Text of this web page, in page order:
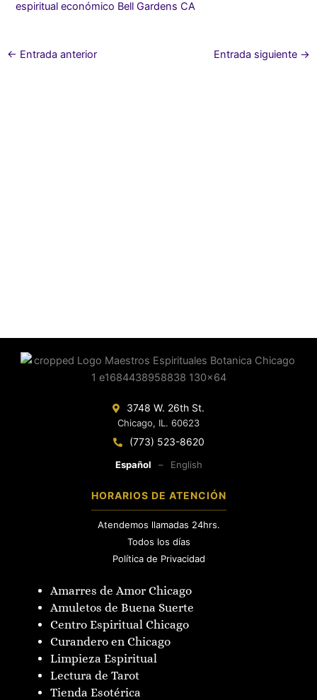
espiritual económico Bell Gardens CA
← Entrada anterior Entrada siguiente →
3748 W. 26th St.
Chicago, IL. 60623
(773) 523-8620
Español – English
HORARIOS DE ATENCIÓN
Atendemos llamadas 24hrs.
Todos los días
Política de Privacidad
Amarres de Amor Chicago
Amuletos de Buena Suerte
Centro Espiritual Chicago
Curandero en Chicago
Limpieza Espiritual
Lectura de Tarot
Tienda Esotérica